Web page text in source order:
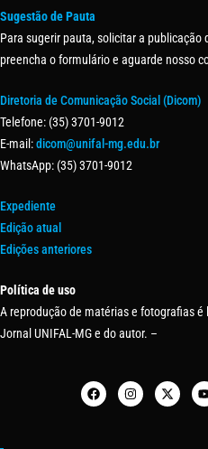
Sugestão de Pauta
Para sugerir pauta, solicitar a publicação
preencha o formulário e aguarde nosso
Diretoria de Comunicação Social (Dicom)
Telefone: (35) 3701-9012
E-mail:dicom@unifal-mg.edu.br
WhatsApp: (35) 3701-9012
Expediente
Edição atual
Edições anteriores
Política de uso
A reprodução de matérias e fotografias
Jornal UNIFAL-MG e do autor. –